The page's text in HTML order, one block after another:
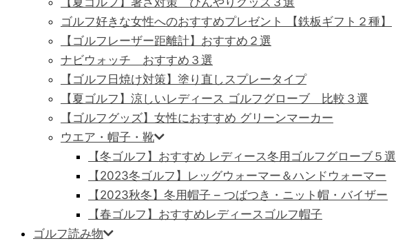
ゴルフ好きな女性へのおすすめプレゼント 【鉄板ギフト２種】
【ゴルフレーザー距離計】おすすめ２選
ナビウォッチ おすすめ３選
【ゴルフ日焼け対策】塗り直しスプレータイプ
【夏ゴルフ】涼しいレディース ゴルフグローブ 比較３選
【ゴルフグッズ】女性におすすめ グリーンマーカー
ウエア・帽子・靴
【冬ゴルフ】おすすめ レディース冬用ゴルフグローブ５選
【2023冬ゴルフ】レッグウォーマー＆ハンドウォーマー
【2023秋冬】冬用帽子 – つばつき・ニット帽・バイザー
【春ゴルフ】おすすめレディースゴルフ帽子
ゴルフ読み物